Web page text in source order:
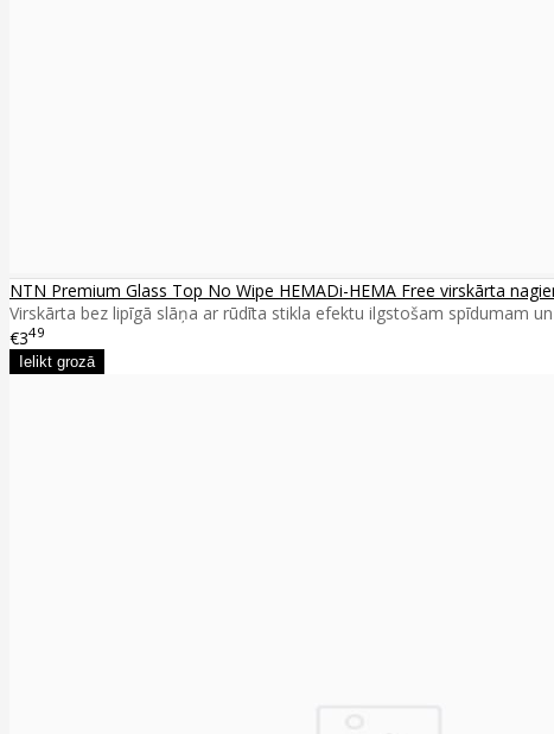
NTN Premium Glass Top No Wipe HEMADi-HEMA Free virskārta
Virskārta bez lipīgā slāņa ar rūdīta stikla efektu ilgstošam spīdumam
€349